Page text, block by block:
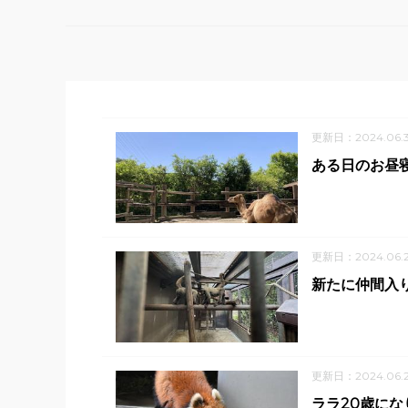
更新日：
ある日のお昼
更新日：
新たに仲間入
更新日：
ララ20歳にな